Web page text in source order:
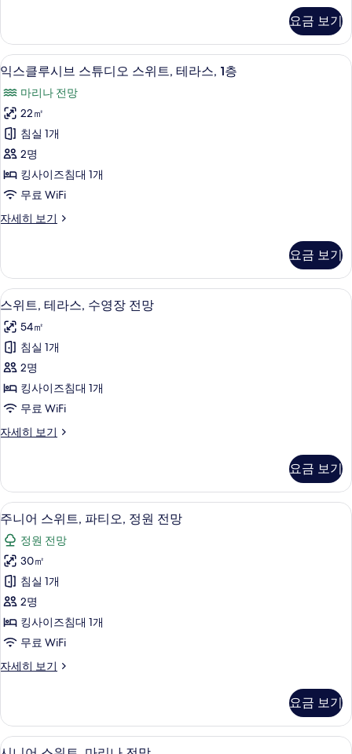
니
(3
adults)
사
진
모
두
보
기
실
개,
발
코
니
(3
adults)
자
세
히
보
요금 보기
익
스
클
루
시
브
스
튜
디
스
위
트,
테
라
스,
1
층
사
두
보
기
익스클루시브 스튜디오 스위트, 테라
5
익스클루시브 스튜디오 스위트, 테라스, 1층
마리나 전망
22㎡
침실 1개
2명
킹사이즈침대 1개
무료 WiFi
자세히 보기
익
시
브
스
디
오
위
트,
테
라
스,
세
히
보
기
요금 보기
스
위
트,
테
라
스,
수
영
전
망
사
진
모
두
보
기
스위트, 테라스, 수영장 전망 | 테라스/
9
스위트, 테라스, 수영장 전망
54㎡
침실 1개
2명
킹사이즈침대 1개
무료 WiFi
자세히 보기
스
라
스,
수
영
장
전
망
자
세
히
보
기
요금 보기
주
니
어
스
위
트,
파
티
오,
원
전
주니어 스위트, 파티오, 정원 전망 | 미
5
주니어 스위트, 파티오, 정원 전망
정원 전망
30㎡
침실 1개
2명
킹사이즈침대 1개
무료 WiFi
자세히 보기
주
위
트,
파
요금 보기
시
시니어 스위트, 마리나 전망 | 미니바,
13